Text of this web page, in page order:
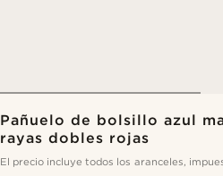
Pañuelo de bolsillo azul
rayas dobles rojas
El precio incluye todos los aranceles,